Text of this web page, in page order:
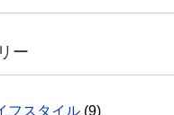
ー
フスタイル (9)